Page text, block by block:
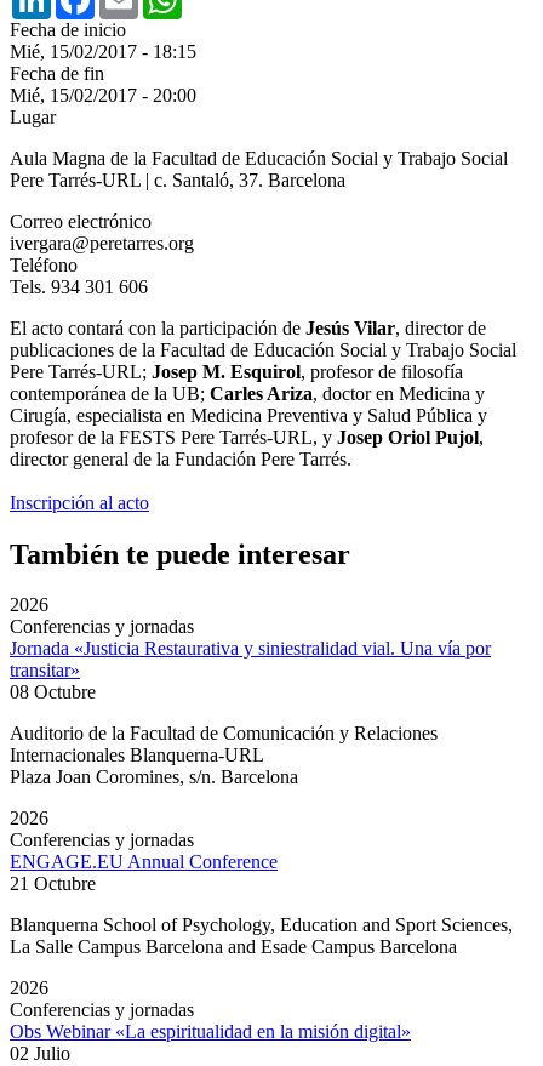
Fecha de inicio
Mié, 15/02/2017 - 18:15
Fecha de fin
Mié, 15/02/2017 - 20:00
Lugar
Aula Magna de la Facultad de Educación Social y Trabajo Social
Pere Tarrés-URL | c. Santaló, 37. Barcelona
Correo electrónico
ivergara@peretarres.org
Teléfono
Tels. 934 301 606
El acto contará con la participación de Jesús Vilar, director de
publicaciones de la Facultad de Educación Social y Trabajo Social
Pere Tarrés-URL; Josep M. Esquirol, profesor de filosofía
contemporánea de la UB; Carles Ariza, doctor en Medicina y
Cirugía, especialista en Medicina Preventiva y Salud Pública y
profesor de la FESTS Pere Tarrés-URL, y Josep Oriol Pujol,
director general de la Fundación Pere Tarrés.
Inscripción al acto
También te puede interesar
2026
Conferencias y jornadas
Jornada «Justicia Restaurativa y siniestralidad vial. Una vía por
transitar»
08 Octubre
Auditorio de la Facultad de Comunicación y Relaciones
Internacionales Blanquerna-URL
Plaza Joan Coromines, s/n. Barcelona
2026
Conferencias y jornadas
ENGAGE.EU Annual Conference
21 Octubre
Blanquerna School of Psychology, Education and Sport Sciences,
La Salle Campus Barcelona and Esade Campus Barcelona
2026
Conferencias y jornadas
Obs Webinar «La espiritualidad en la misión digital»
02 Julio